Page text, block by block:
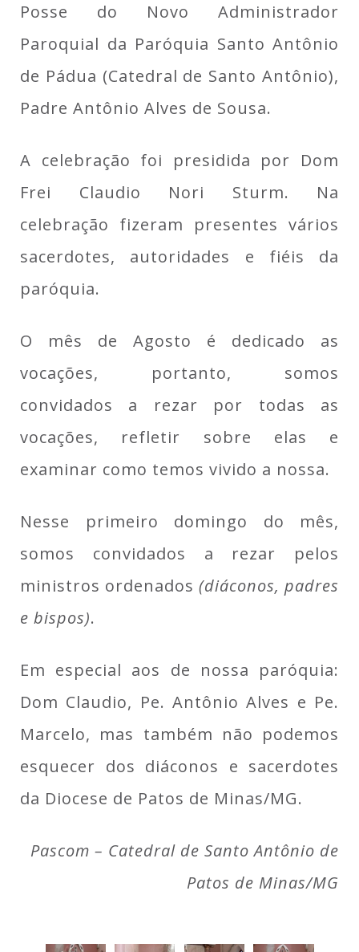
Posse do Novo Administrador
Paroquial da Paróquia Santo Antônio
de Pádua (Catedral de Santo Antônio),
Padre Antônio Alves de Sousa.
A celebração foi presidida por Dom
Frei Claudio Nori Sturm. Na
celebração fizeram presentes vários
sacerdotes, autoridades e fiéis da
paróquia.
O mês de Agosto é dedicado as
vocações, portanto, somos
convidados a rezar por todas as
vocações, refletir sobre elas e
examinar como temos vivido a nossa.
Nesse primeiro domingo do mês,
somos convidados a rezar pelos
ministros ordenados (diáconos, padres
e bispos).
Em especial aos de nossa paróquia:
Dom Claudio, Pe. Antônio Alves e Pe.
Marcelo, mas também não podemos
esquecer dos diáconos e sacerdotes
da Diocese de Patos de Minas/MG.
Pascom – Catedral de Santo Antônio de
Patos de Minas/MG